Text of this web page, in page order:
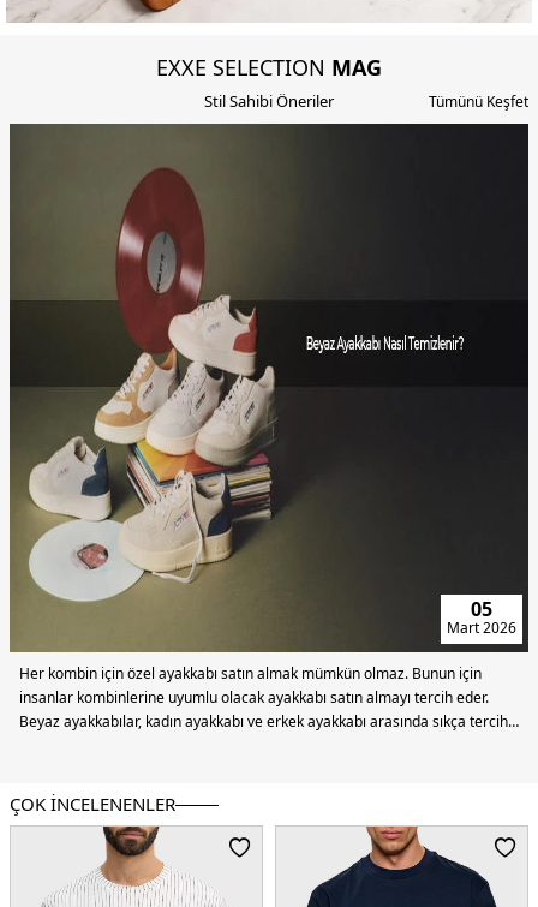
EXXE SELECTION MAG
Stil Sahibi Öneriler Tümünü Keşfet
24
Şubat2026
Tekstil sektöründe bazı kumaş türleri vardır ki hem konfor hem de şıklık
beklentisini aynı anda karşılayabilir.
ÇOK İNCELENENLER